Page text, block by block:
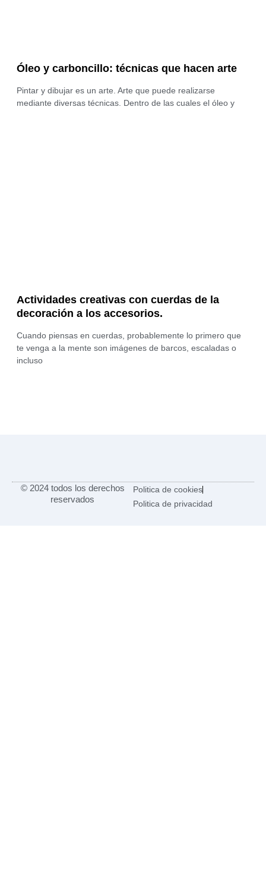
Óleo y carboncillo: técnicas que hacen arte
Pintar y dibujar es un arte. Arte que puede realizarse
mediante diversas técnicas. Dentro de las cuales el óleo y
Actividades creativas con cuerdas de la
decoración a los accesorios.
Cuando piensas en cuerdas, probablemente lo primero que
te venga a la mente son imágenes de barcos, escaladas o
incluso
© 2024 todos los derechos
reservados
Politica de cookies
Politica de privacidad